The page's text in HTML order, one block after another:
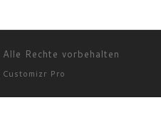
Alle Rechte vorbehalten
Customizr Pro